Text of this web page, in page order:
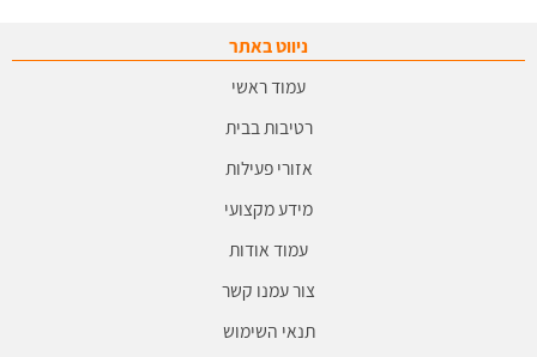
ניווט באתר
עמוד ראשי
רטיבות בבית
אזורי פעילות
מידע מקצועי
עמוד אודות
צור עמנו קשר
תנאי השימוש